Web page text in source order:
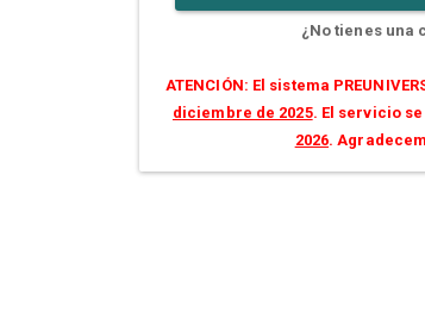
¿No tienes una
ATENCIÓN: El sistema
diciembre de 2025. El servicio
2026.